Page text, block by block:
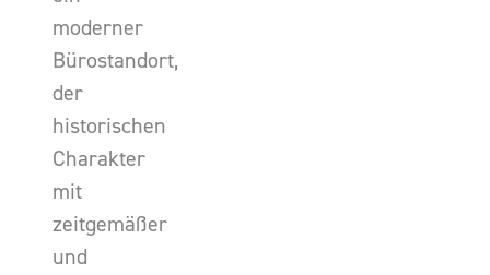
moderner
Bürostandort,
der
historischen
Charakter
mit
zeitgemäßer
und